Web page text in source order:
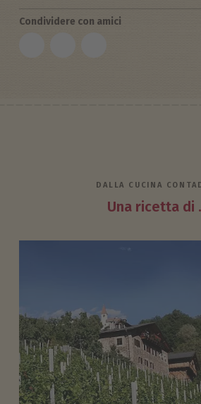
Condividere con amici
DALLA CUCINA
Una ricetta di